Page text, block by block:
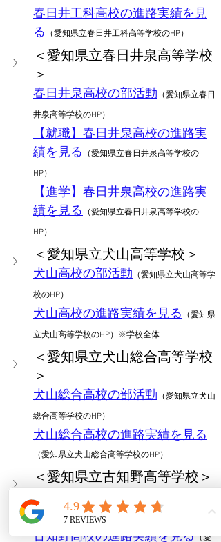
春日井工科高校の進路実績を見
る
（愛知県立春日井工科高等学校のHP）
＜愛知県立春日井泉高等学校
＞
春日井泉高校の部活動 （愛知県立春日
井泉高等学校のHP）
【就職】春日井泉高校の進路実
績を見る
（愛知県立春日井泉高等学校の
HP）
【進学】春日井泉高校の進路実
績を見る
（愛知県立春日井泉高等学校の
HP）
＜愛知県立犬山高等学校＞
犬山高校の部活動 （愛知県立犬山高等学
校のHP）
犬山高校の進路実績を見る （愛知県
立犬山高等学校のHP）※学校全体
＜愛知県立犬山総合高等学校
＞
犬山総合高校の部活動 （愛知県立犬山
総合高等学校のHP）
犬山総合高校の進路実績を見る
（愛知県立犬山総合高等学校のHP）
＜愛知県立古知野高等学校＞
古知野高校の部活動 （愛知県立古知野
高等学校のHP）
古知野高校の進路実績を見る（愛